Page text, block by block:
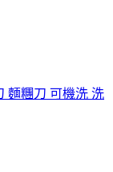
麵糰刀 可機洗 洗